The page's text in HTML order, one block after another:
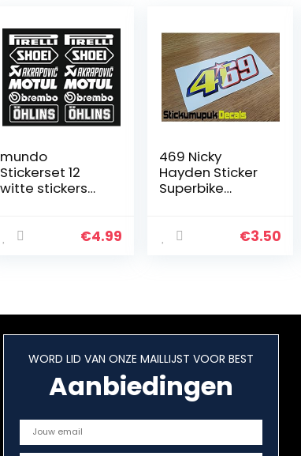
mundo
Stickerset 12
witte stickers
auto, motorfiets,
€4.99
469 Nicky
Hayden Sticker
Superbike
Helm/auto
€3.50
WORD LID VAN ONZE MAILLIJST VOOR BEST
Aanbiedingen